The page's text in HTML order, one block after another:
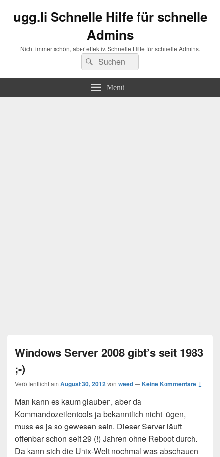
ugg.li Schnelle Hilfe für schnelle
Admins
Nicht immer schön, aber effektiv. Schnelle Hilfe für schnelle Admins.
Suchen
nach:
Suchen
Menü
Windows Server 2008 gibt’s seit 1983
;-)
Veröffentlicht am August 30, 2012von weed—Keine Kommentare ↓
Man kann es kaum glauben, aber da
Kommandozeilentools ja bekanntlich nicht lügen,
muss es ja so gewesen sein. Dieser Server läuft
offenbar schon seit 29 (!) Jahren ohne Reboot durch.
Da kann sich die Unix-Welt nochmal was abschauen